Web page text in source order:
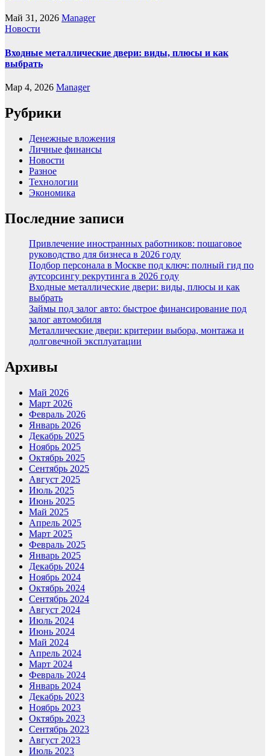
Май 31, 2026 Manager
Новости
Входные металлические двери: виды, плюсы и как
выбрать
Мар 4, 2026 Manager
Рубрики
Денежные вложения
Личные финансы
Новости
Разное
Технологии
Экономика
Последние записи
Привлечение иностранных работников: пошаговое
руководство для бизнеса в 2026 году
Подбор персонала в Москве под ключ: полный гид по
аутсорсингу рекрутинга в 2026 году
Входные металлические двери: виды, плюсы и как
выбрать
Займы под залог авто: быстрое финансирование под
залог автомобиля
Металлические двери: критерии выбора, монтажа и
долговечной эксплуатации
Архивы
Май 2026
Март 2026
Февраль 2026
Январь 2026
Декабрь 2025
Ноябрь 2025
Октябрь 2025
Сентябрь 2025
Август 2025
Июль 2025
Июнь 2025
Май 2025
Апрель 2025
Март 2025
Февраль 2025
Январь 2025
Декабрь 2024
Ноябрь 2024
Октябрь 2024
Сентябрь 2024
Август 2024
Июль 2024
Июнь 2024
Май 2024
Апрель 2024
Март 2024
Февраль 2024
Январь 2024
Декабрь 2023
Ноябрь 2023
Октябрь 2023
Сентябрь 2023
Август 2023
Июль 2023